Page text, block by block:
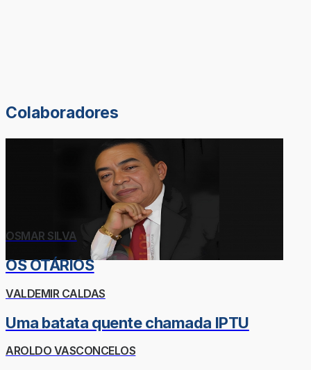
Colaboradores
OSMAR SILVA
OS OTÁRIOS
VALDEMIR CALDAS
Uma batata quente chamada IPTU
AROLDO VASCONCELOS